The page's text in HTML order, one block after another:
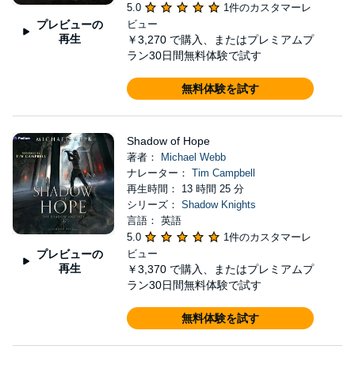
プレビューの
再生
5.0
1件のカスタマーレ
ビュー
￥3,270 で購入、またはプレミアムプ
ラン30日間無料体験で試す
無料体験を試す
プレビューの
再生
Shadow of Hope
著者：
Michael Webb
ナレーター： Tim Campbell
再生時間： 13 時間 25 分
シリーズ： Shadow Knights
言語： 英語
5.0
1件のカスタマーレ
ビュー
￥3,370 で購入、またはプレミアムプ
ラン30日間無料体験で試す
無料体験を試す